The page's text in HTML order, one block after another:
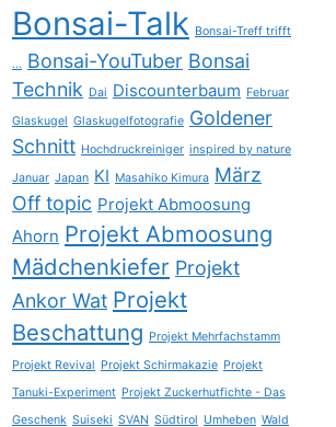
Bonsai-Talk Bonsai-Treff trifft
... Bonsai-YouTuber Bonsai
Technik Dai Discounterbaum Februar
Glaskugel Glaskugelfotografie Goldener
Schnitt Hochdruckreiniger inspired by nature
Januar Japan KI Masahiko Kimura März
Off topic Projekt Abmoosung
Ahorn Projekt Abmoosung
Mädchenkiefer Projekt
Ankor Wat Projekt
Beschattung Projekt Mehrfachstamm
Projekt Revival Projekt Schirmakazie Projekt
Tanuki-Experiment Projekt Zuckerhutfichte - Das
Geschenk Suiseki SVAN Südtirol Umheben Wald